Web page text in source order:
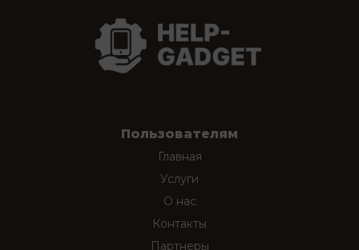
Пользователям
Главная
Услуги
О нас
Контакты
Партнеры